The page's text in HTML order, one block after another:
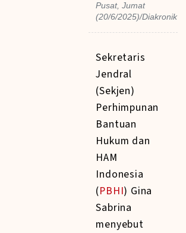
Pusat, Jumat
(20/6/2025)/Diakronik
Sekretaris
Jendral
(Sekjen)
Perhimpunan
Bantuan
Hukum dan
HAM
Indonesia
(PBHI) Gina
Sabrina
menyebut